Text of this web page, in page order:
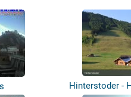
Hinterstoder -